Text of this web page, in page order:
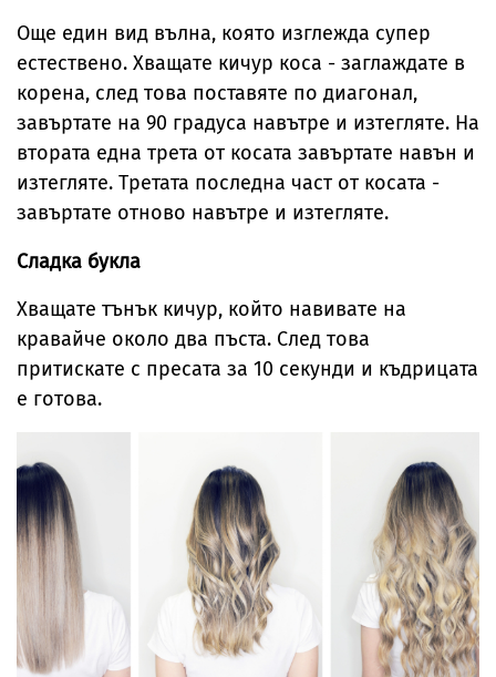
Още един вид вълна, която изглежда супер
естествено. Хващате кичур коса - заглаждате в
корена, след това поставяте по диагонал,
завъртате на 90 градуса навътре и изтегляте. На
втората една трета от косата завъртате навън и
изтегляте. Третата последна част от косата -
завъртате отново навътре и изтегляте.
Сладка букла
Хващате тънък кичур, който навивате на
кравайче около два пъста. След това
притискате с пресата за 10 секунди и къдрицата
е готова.